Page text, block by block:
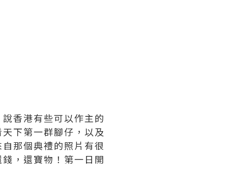
香港有些可以作主的
下第一群腳仔，以及
那個典禮的照片有很
，還寶物！第一日開